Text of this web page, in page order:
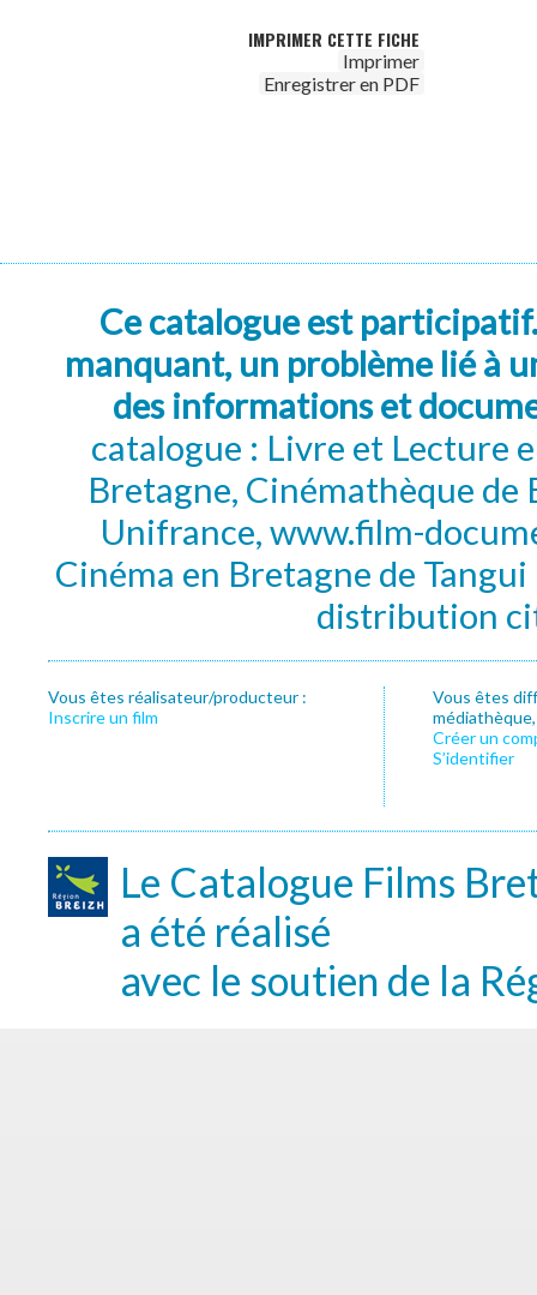
IMPRIMER CETTE FICHE
Imprimer
Enregistrer en PDF
Ce catalogue est
manquant, un problème lié à
des informations et
catalogue : Livre et Lecture
Bretagne, Cinémathèque de
Unifrance, www.film-
Cinéma en Bretagne de
distribution
Vous êtes réalisateur/producteur :
Inscrire un film
Vous êtes
Créer un
S’identifier
Le Catalogue Films
a été réalisé
avec le soutien de la